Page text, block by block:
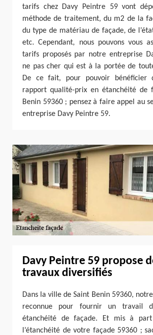
tarifs chez Davy Peintre 59 vont
méthode de traitement, du m2 de la
du type de matériau de façade, de
etc. Cependant, nous pouvons vous
tarifs proposés par notre entreprise
ne pas cher qui est à la portée de
De ce fait, pour pouvoir bénéficier
rapport qualité-prix en étanchéité de
Benin 59360 ; pensez à faire appel au
entreprise Davy Peintre 59.
Davy Peintre 59 propose
travaux diversifiés
Dans la ville de Saint Benin 59360,
reconnue pour fournir un travail
étanchéité de façade. Et mis à part
l’étanchéité de votre façade 59360 ;